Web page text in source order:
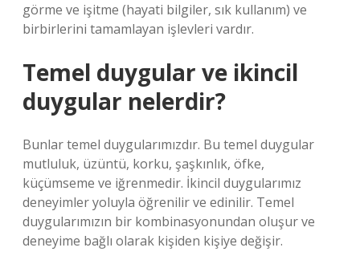
görme ve işitme (hayati bilgiler, sık kullanım) ve
birbirlerini tamamlayan işlevleri vardır.
Temel duygular ve ikincil
duygular nelerdir?
Bunlar temel duygularımızdır. Bu temel duygular
mutluluk, üzüntü, korku, şaşkınlık, öfke,
küçümseme ve iğrenmedir. İkincil duygularımız
deneyimler yoluyla öğrenilir ve edinilir. Temel
duygularımızın bir kombinasyonundan oluşur ve
deneyime bağlı olarak kişiden kişiye değişir.